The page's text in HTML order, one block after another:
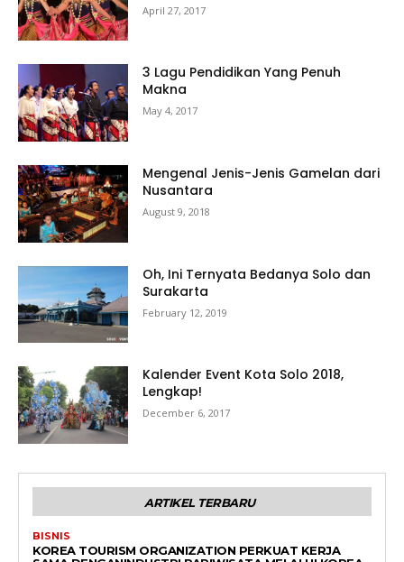
April 27, 2017
3 Lagu Pendidikan Yang Penuh
Makna
May 4, 2017
Mengenal Jenis-Jenis Gamelan dari
Nusantara
August 9, 2018
Oh, Ini Ternyata Bedanya Solo dan
Surakarta
February 12, 2019
Kalender Event Kota Solo 2018,
Lengkap!
December 6, 2017
ARTIKEL TERBARU
BISNIS
KOREA TOURISM ORGANIZATION PERKUAT KERJA